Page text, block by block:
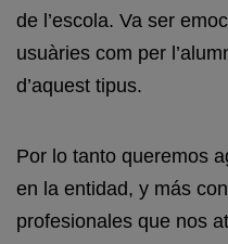
de l’escola. Va ser
usuàries com per
d’aquest tipus.
Por lo tanto queremos
en la entidad, y más
profesionales que nos